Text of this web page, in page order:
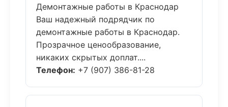
Демонтажные работы в Краснодар
Ваш надежный подрядчик по
демонтажные работы в Краснодар.
Прозрачное ценообразование,
никаких скрытых доплат....
Телефон: +7 (907) 386-81-28